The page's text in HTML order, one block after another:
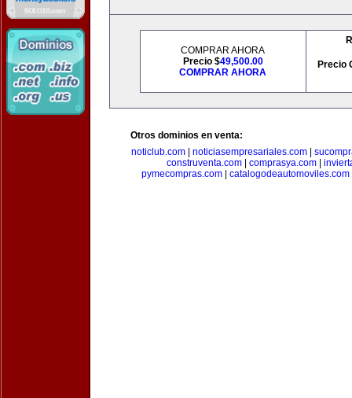
COMPRAR AHORA
Precio $49,500.00
COMPRAR AHORA
Precio
Otros dominios en venta:
noticlub.com| noticiasempresariales.com|
construventa.com| comprasya.com|
pymecompras.com| catalogodeautomoviles.com